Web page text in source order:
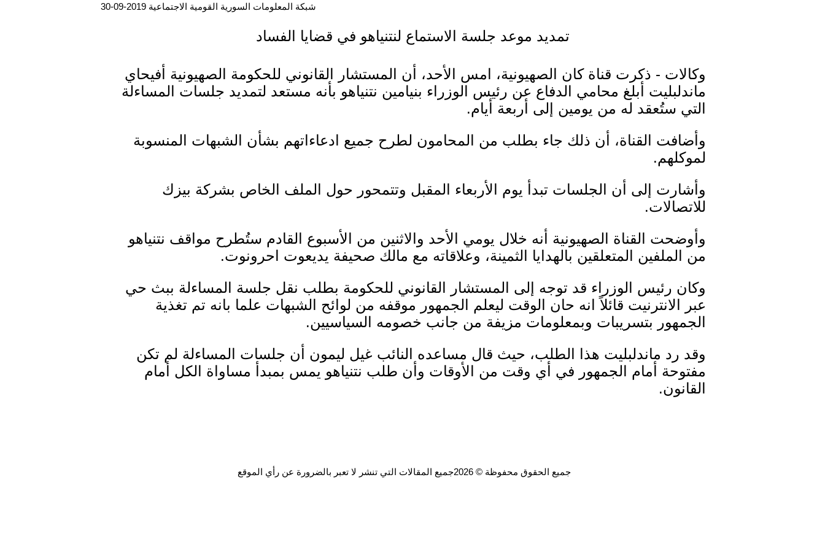
شبكة المعلومات السورية القومية الاجتماعية 2019-09-30
تمديد موعد جلسة الاستماع لنتنياهو في قضايا الفساد
وكالات - ذكرت قناة كان الصهيونية، امس الأحد، أن المستشار القانوني للحكومة الصهيونية أفيحاي
ماندلبليت أبلغ محامي الدفاع عن رئيس الوزراء بنيامين نتنياهو بأنه مستعد لتمديد جلسات المساءلة
التي ستُعقد له من يومين إلى أربعة أيام.
وأضافت القناة، أن ذلك جاء بطلب من المحامون لطرح جميع ادعاءاتهم بشأن الشبهات المنسوبة
لموكلهم.
وأشارت إلى أن الجلسات تبدأ يوم الأربعاء المقبل وتتمحور حول الملف الخاص بشركة بيزك
للاتصالات.
وأوضحت القناة الصهيونية أنه خلال يومي الأحد والاثنين من الأسبوع القادم ستُطرح مواقف نتنياهو
من الملفين المتعلقين بالهدايا الثمينة، وعلاقاته مع مالك صحيفة يديعوت احرونوت.
وكان رئيس الوزراء قد توجه إلى المستشار القانوني للحكومة بطلب نقل جلسة المساءلة ببث حي
عبر الانترنيت قائلاً انه حان الوقت ليعلم الجمهور موقفه من لوائح الشبهات علما بانه تم تغذية
الجمهور بتسريبات وبمعلومات مزيفة من جانب خصومه السياسيين.
وقد رد ماندلبليت هذا الطلب، حيث قال مساعده النائب غيل ليمون أن جلسات المساءلة لم تكن
مفتوحة أمام الجمهور في أي وقت من الأوقات وأن طلب نتنياهو يمس بمبدأ مساواة الكل أمام
القانون.
جميع الحقوق محفوظة © 2026جميع المقالات التي تنشر لا تعبر بالضرورة عن رأي الموقع